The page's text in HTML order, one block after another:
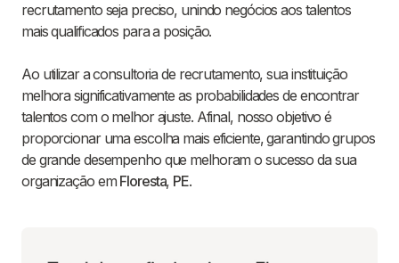
recrutamento seja preciso, unindo negócios aos talentos
mais qualificados para a posição.
Ao utilizar a consultoria de recrutamento, sua instituição
melhora significativamente as probabilidades de encontrar
talentos com o melhor ajuste. Afinal, nosso objetivo é
proporcionar uma escolha mais eficiente, garantindo grupos
de grande desempenho que melhoram o sucesso da sua
organização em Floresta, PE.